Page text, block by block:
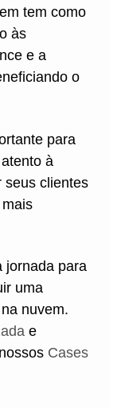
tem como
às
e a
o
para
à
seus clientes
jornada para
uma
nuvem.
e
Cases